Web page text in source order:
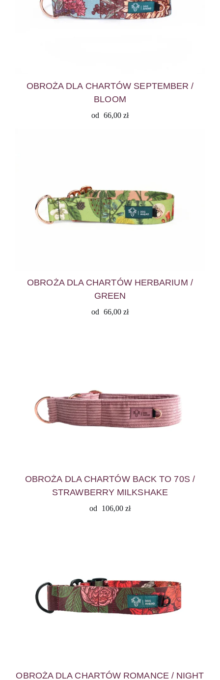
OBROŻA DLA CHARTÓW SEPTEMBER /
BLOOM
od 66,00 zł
OBROŻA DLA CHARTÓW HERBARIUM /
GREEN
od 66,00 zł
OBROŻA DLA CHARTÓW BACK TO 70S /
STRAWBERRY MILKSHAKE
od 106,00 zł
OBROŻA DLA CHARTÓW ROMANCE / NIGHT